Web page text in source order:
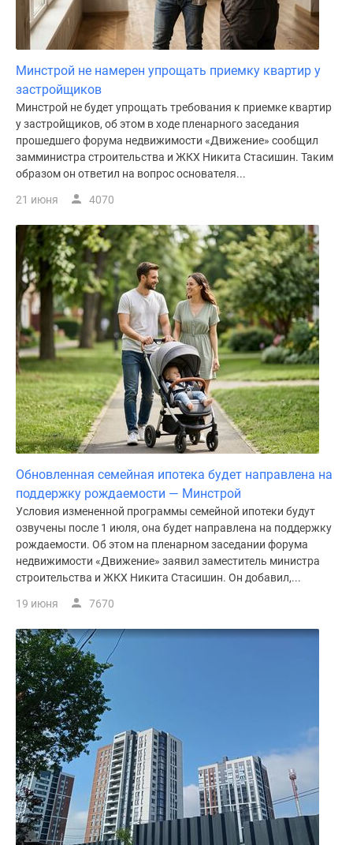
акции
Макс
Минстрой не намерен упрощать приемку квартир у
застройщиков
Минстрой не будет упрощать требования к приемке квартир
у застройщиков, об этом в ходе пленарного заседания
прошедшего форума недвижимости «Движение» сообщил
замминистра строительства и ЖКХ Никита Стасишин. Таким
образом он ответил на вопрос основателя...
21 июня 4070
Обновленная семейная ипотека будет направлена на
поддержку рождаемости — Минстрой
Условия измененной программы семейной ипотеки будут
озвучены после 1 июля, она будет направлена на поддержку
рождаемости. Об этом на пленарном заседании форума
недвижимости «Движение» заявил заместитель министра
строительства и ЖКХ Никита Стасишин. Он добавил,...
19 июня 7670